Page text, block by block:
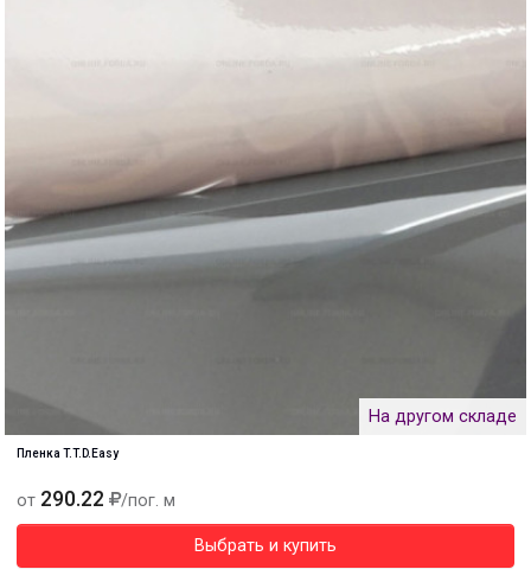
На другом складе
Пленка T.T.D.Easy
от 290.22 /пог. м
Выбрать и купить